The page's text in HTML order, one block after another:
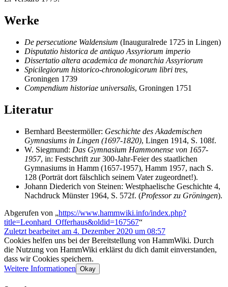
Werke
De persecutione Waldensium (Inauguralrede 1725 in Lingen)
Disputatio historica de antiquo Assyriorum imperio
Dissertatio altera academica de monarchia Assyriorum
Spicilegiorum historico-chronologicorum libri tres,
Groningen 1739
Compendium historiae universalis, Groningen 1751
Literatur
Bernhard Beestermöller: Geschichte des Akademischen
Gymnasiums in Lingen (1697-1820), Lingen 1914, S. 108f.
W. Siegmund: Das Gymnasium Hammonense von 1657-
1957, in: Festschrift zur 300-Jahr-Feier des staatlichen
Gymnasiums in Hamm (1657-1957), Hamm 1957, nach S.
128 (Porträt dort fälschlich seinem Vater zugeordnet!).
Johann Diederich von Steinen: Westphaelische Geschichte 4,
Nachdruck Münster 1964, S. 572f. (Professor zu Gröningen).
Abgerufen von „https://www.hammwiki.info/index.php?
title=Leonhard_Offerhaus&oldid=167567“
Zuletzt bearbeitet am 4. Dezember 2020 um 08:57
Cookies helfen uns bei der Bereitstellung von HammWiki. Durch
die Nutzung von HammWiki erklärst du dich damit einverstanden,
dass wir Cookies speichern.
Weitere Informationen Okay